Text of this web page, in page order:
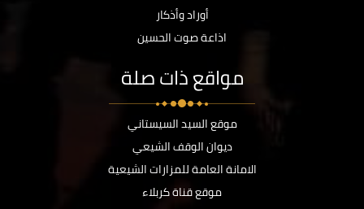
أوراد وأذكار
اذاعة صوت الحسين
مواقع ذات صلة
موقع السيد السيستاني
ديوان الوقف الشيعي
الامانة العامة للمزارات الشيعية
موقع قناة كربلاء